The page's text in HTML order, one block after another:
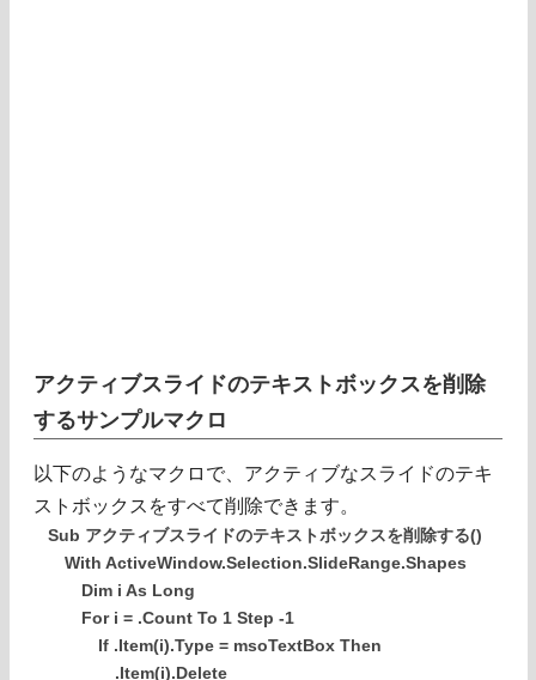
アクティブスライドのテキストボックスを削除
するサンプルマクロ
以下のようなマクロで、アクティブなスライドのテキ
ストボックスをすべて削除できます。
Sub アクティブスライドのテキストボックスを削除する()
With ActiveWindow.Selection.SlideRange.Shapes
Dim i As Long
For i = .Count To 1 Step -1
If .Item(i).Type = msoTextBox Then
.Item(i).Delete